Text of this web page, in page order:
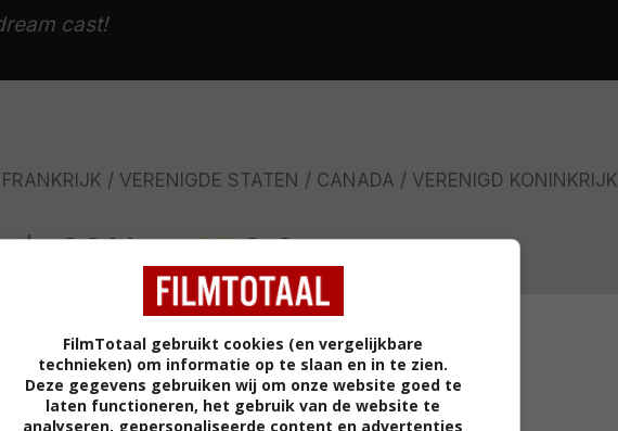
cast!
FRANKRIJK VERENIGDE STATEN CANADA VERENIGD KONINKRIJK
33% 3,2
van een bende inbrekers. Hij droomt ervan eens
Als zijn baas Bastaldi hem vertelt dat zij in
huis juwelen gaan stelen, lijkt dat een eenvoudig
te laten verlopen, worden ze geholpen door een
FilmTotaal gebruikt cookies (en vergelijkbare
technieken) om informatie op te slaan en in te zien.
Deze gegevens gebruiken wij om onze website goed te
laten functioneren, het gebruik van de website te
analyseren, gepersonaliseerde content en advertenties